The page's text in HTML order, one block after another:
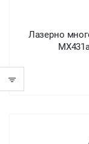
Лазерно